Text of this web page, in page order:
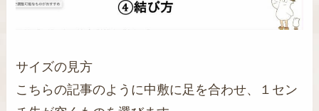
サイズの見方
こちらの記事のように中敷に足を合わせ、１セン